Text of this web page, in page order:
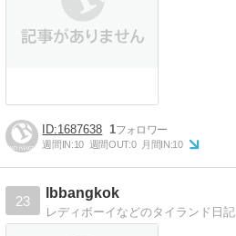
1687638 1
週間IN:10 週間OUT:0 月間IN:10
23
lbbangkok
レディボーイなどのタイランド日記